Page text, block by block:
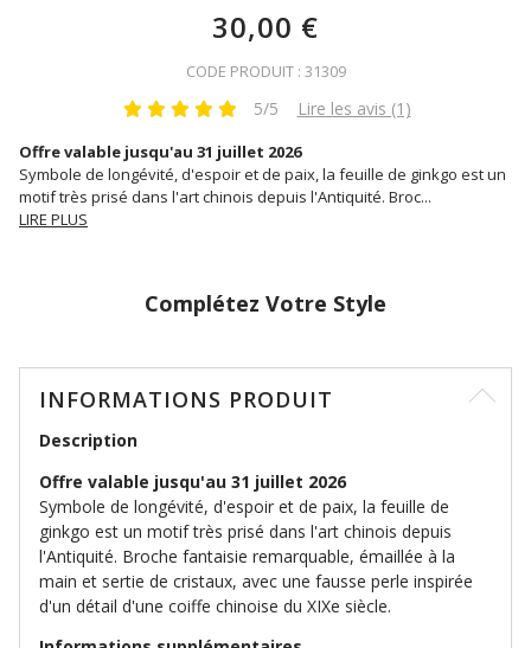
30,00 €
CODE PRODUIT : 31309
5/5 Lire les avis (1)
Offre valable jusqu'au 31 juillet 2026
Symbole de longévité, d'espoir et de paix, la feuille de ginkgo est un
motif très prisé dans l'art chinois depuis l'Antiquité. Broc...
LIRE PLUS
Complétez Votre Style
INFORMATIONS PRODUIT
Description
Offre valable jusqu'au 31 juillet 2026
Symbole de longévité, d'espoir et de paix, la feuille de
ginkgo est un motif très prisé dans l'art chinois depuis
l'Antiquité. Broche fantaisie remarquable, émaillée à la
main et sertie de cristaux, avec une fausse perle inspirée
d'un détail d'une coiffe chinoise du XIXe siècle.